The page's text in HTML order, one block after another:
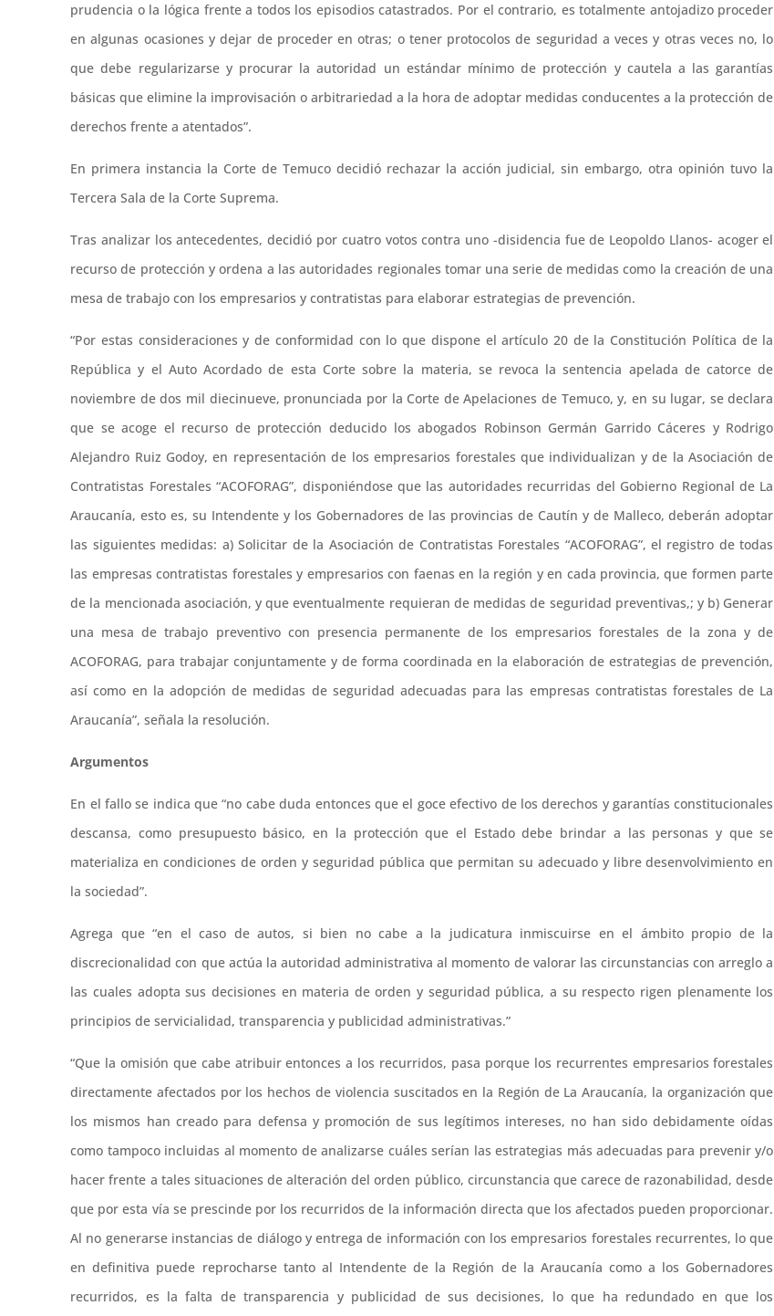
prudencia o la lógica frente a todos los episodios catastrados. Por el contrario, es totalmente antojadizo proceder
en algunas ocasiones y dejar de proceder en otras; o tener protocolos de seguridad a veces y otras veces no, lo
que debe regularizarse y procurar la autoridad un estándar mínimo de protección y cautela a las garantías
básicas que elimine la improvisación o arbitrariedad a la hora de adoptar medidas conducentes a la protección de
derechos frente a atentados”.
En primera instancia la Corte de Temuco decidió rechazar la acción judicial, sin embargo, otra opinión tuvo la
Tercera Sala de la Corte Suprema.
Tras analizar los antecedentes, decidió por cuatro votos contra uno -disidencia fue de Leopoldo Llanos- acoger el
recurso de protección y ordena a las autoridades regionales tomar una serie de medidas como la creación de una
mesa de trabajo con los empresarios y contratistas para elaborar estrategias de prevención.
“Por estas consideraciones y de conformidad con lo que dispone el artículo 20 de la Constitución Política de la
República y el Auto Acordado de esta Corte sobre la materia, se revoca la sentencia apelada de catorce de
noviembre de dos mil diecinueve, pronunciada por la Corte de Apelaciones de Temuco, y, en su lugar, se declara
que se acoge el recurso de protección deducido los abogados Robinson Germán Garrido Cáceres y Rodrigo
Alejandro Ruiz Godoy, en representación de los empresarios forestales que individualizan y de la Asociación de
Contratistas Forestales “ACOFORAG”, disponiéndose que las autoridades recurridas del Gobierno Regional de La
Araucanía, esto es, su Intendente y los Gobernadores de las provincias de Cautín y de Malleco, deberán adoptar
las siguientes medidas: a) Solicitar de la Asociación de Contratistas Forestales “ACOFORAG”, el registro de todas
las empresas contratistas forestales y empresarios con faenas en la región y en cada provincia, que formen parte
de la mencionada asociación, y que eventualmente requieran de medidas de seguridad preventivas,; y b) Generar
una mesa de trabajo preventivo con presencia permanente de los empresarios forestales de la zona y de
ACOFORAG, para trabajar conjuntamente y de forma coordinada en la elaboración de estrategias de prevención,
así como en la adopción de medidas de seguridad adecuadas para las empresas contratistas forestales de La
Araucanía”, señala la resolución.
Argumentos
En el fallo se indica que “no cabe duda entonces que el goce efectivo de los derechos y garantías constitucionales
descansa, como presupuesto básico, en la protección que el Estado debe brindar a las personas y que se
materializa en condiciones de orden y seguridad pública que permitan su adecuado y libre desenvolvimiento en
la sociedad”.
Agrega que “en el caso de autos, si bien no cabe a la judicatura inmiscuirse en el ámbito propio de la
discrecionalidad con que actúa la autoridad administrativa al momento de valorar las circunstancias con arreglo a
las cuales adopta sus decisiones en materia de orden y seguridad pública, a su respecto rigen plenamente los
principios de servicialidad, transparencia y publicidad administrativas.”
“Que la omisión que cabe atribuir entonces a los recurridos, pasa porque los recurrentes empresarios forestales
directamente afectados por los hechos de violencia suscitados en la Región de La Araucanía, la organización que
los mismos han creado para defensa y promoción de sus legítimos intereses, no han sido debidamente oídas
como tampoco incluidas al momento de analizarse cuáles serían las estrategias más adecuadas para prevenir y/o
hacer frente a tales situaciones de alteración del orden público, circunstancia que carece de razonabilidad, desde
que por esta vía se prescinde por los recurridos de la información directa que los afectados pueden proporcionar.
Al no generarse instancias de diálogo y entrega de información con los empresarios forestales recurrentes, lo que
en definitiva puede reprocharse tanto al Intendente de la Región de la Araucanía como a los Gobernadores
recurridos, es la falta de transparencia y publicidad de sus decisiones, lo que ha redundado en que los